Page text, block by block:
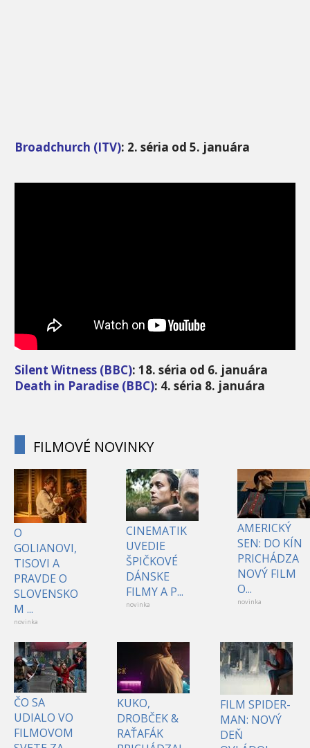
Broadchurch (ITV): 2. séria od 5. januára
Silent Witness (BBC): 18. séria od 6. januára
Death in Paradise (BBC): 4. séria 8. januára
FILMOVÉ NOVINKY
O
GOLIANOVI,
TISOVI A
PRAVDE O
SLOVENSKO
M ...
novinka
CINEMATIK
UVEDIE
ŠPIČKOVÉ
DÁNSKE
FILMY A P...
novinka
AMERICKÝ
SEN: DO KÍN
PRICHÁDZA
NOVÝ FILM
O...
novinka
ČO SA
UDIALO VO
FILMOVOM
KUKO,
DROBČEK &
RAŤAFÁK
FILM SPIDER-
MAN: NOVÝ
DEŇ